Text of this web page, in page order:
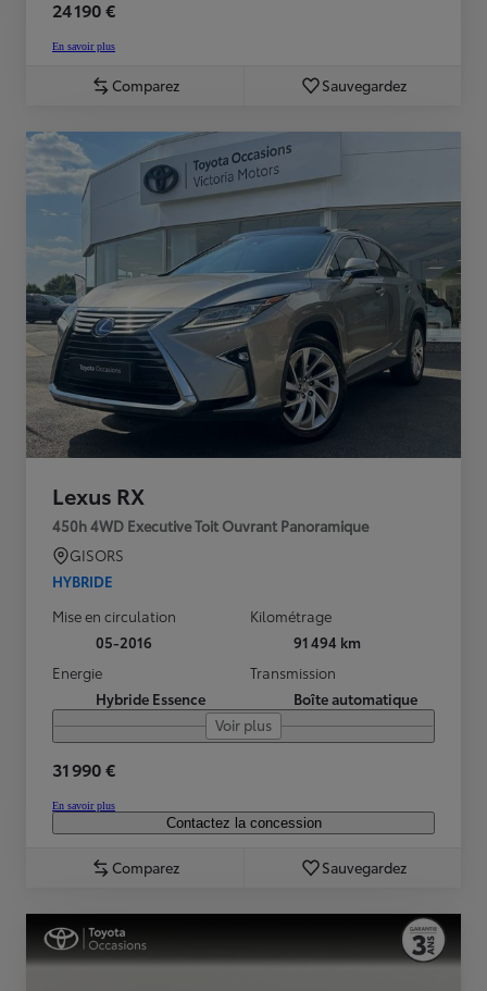
24 190 €
En savoir plus
Comparez Sauvegardez
Lexus RX
450h 4WD Executive Toit Ouvrant Panoramique
GISORS
HYBRIDE
Mise en circulation
05-2016
Kilométrage
91 494 km
Energie
Hybride Essence
Transmission
Boîte automatique
Voir plus
31 990 €
En savoir plus
Contactez la concession
Comparez Sauvegardez